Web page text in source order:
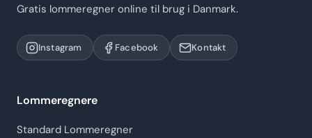
Gratis lommeregner online til brug i Danmark.
Instagram Facebook Kontakt
Lommeregnere
Standard Lommeregner